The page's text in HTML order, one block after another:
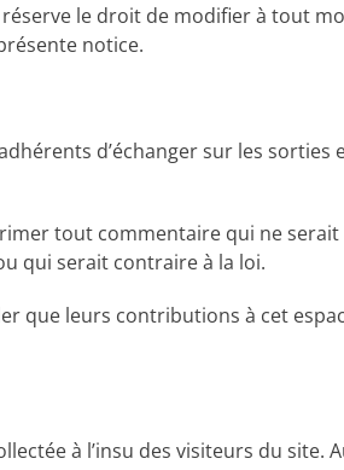
réserve le droit de modifier à tout
notice.
d’échanger sur les sorties
tout commentaire qui ne serait
qui serait contraire à la loi.
que leurs contributions à cet
à l’insu des visiteurs du site.